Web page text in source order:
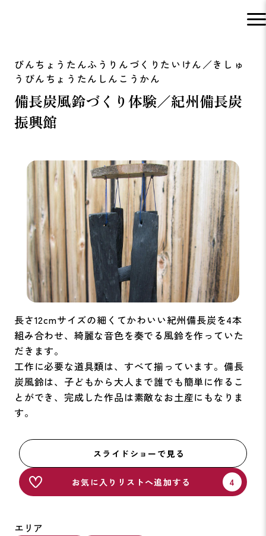
備長炭風鈴づくり体験／紀州備長炭
振興館
長さ12cmサイズの細くてかわいい紀州備長炭を4本
組み合わせ、綺麗な音色を奏でる風鈴を作っていた
だきます。
工作に必要な道具類は、すべて揃っています。備長
炭風鈴は、子どもから大人まで誰でも簡単に作るこ
とができ、完成した作品は素敵なお土産にもなりま
す。
スライドショーで見る
お気に入りリストへ追加する
エリア